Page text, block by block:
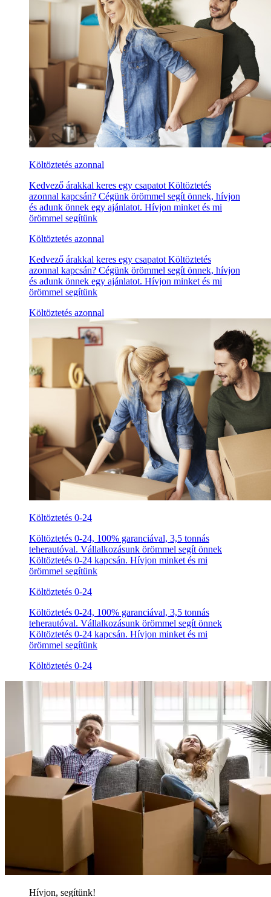
Költöztetés azonnal
Kedvező árakkal keres egy csapatot Költöztetés
azonnal kapcsán? Cégünk örömmel segít önnek, hívjon
és adunk önnek egy ajánlatot. Hívjon minket és mi
örömmel segítünk
Költöztetés azonnal
Kedvező árakkal keres egy csapatot Költöztetés
azonnal kapcsán? Cégünk örömmel segít önnek, hívjon
és adunk önnek egy ajánlatot. Hívjon minket és mi
örömmel segítünk
Költöztetés azonnal
Költöztetés 0-24
Költöztetés 0-24, 100% garanciával, 3,5 tonnás
teherautóval. Vállalkozásunk örömmel segít önnek
Költöztetés 0-24 kapcsán. Hívjon minket és mi
örömmel segítünk
Költöztetés 0-24
Költöztetés 0-24, 100% garanciával, 3,5 tonnás
teherautóval. Vállalkozásunk örömmel segít önnek
Költöztetés 0-24 kapcsán. Hívjon minket és mi
örömmel segítünk
Költöztetés 0-24
Hívjon, segítünk!